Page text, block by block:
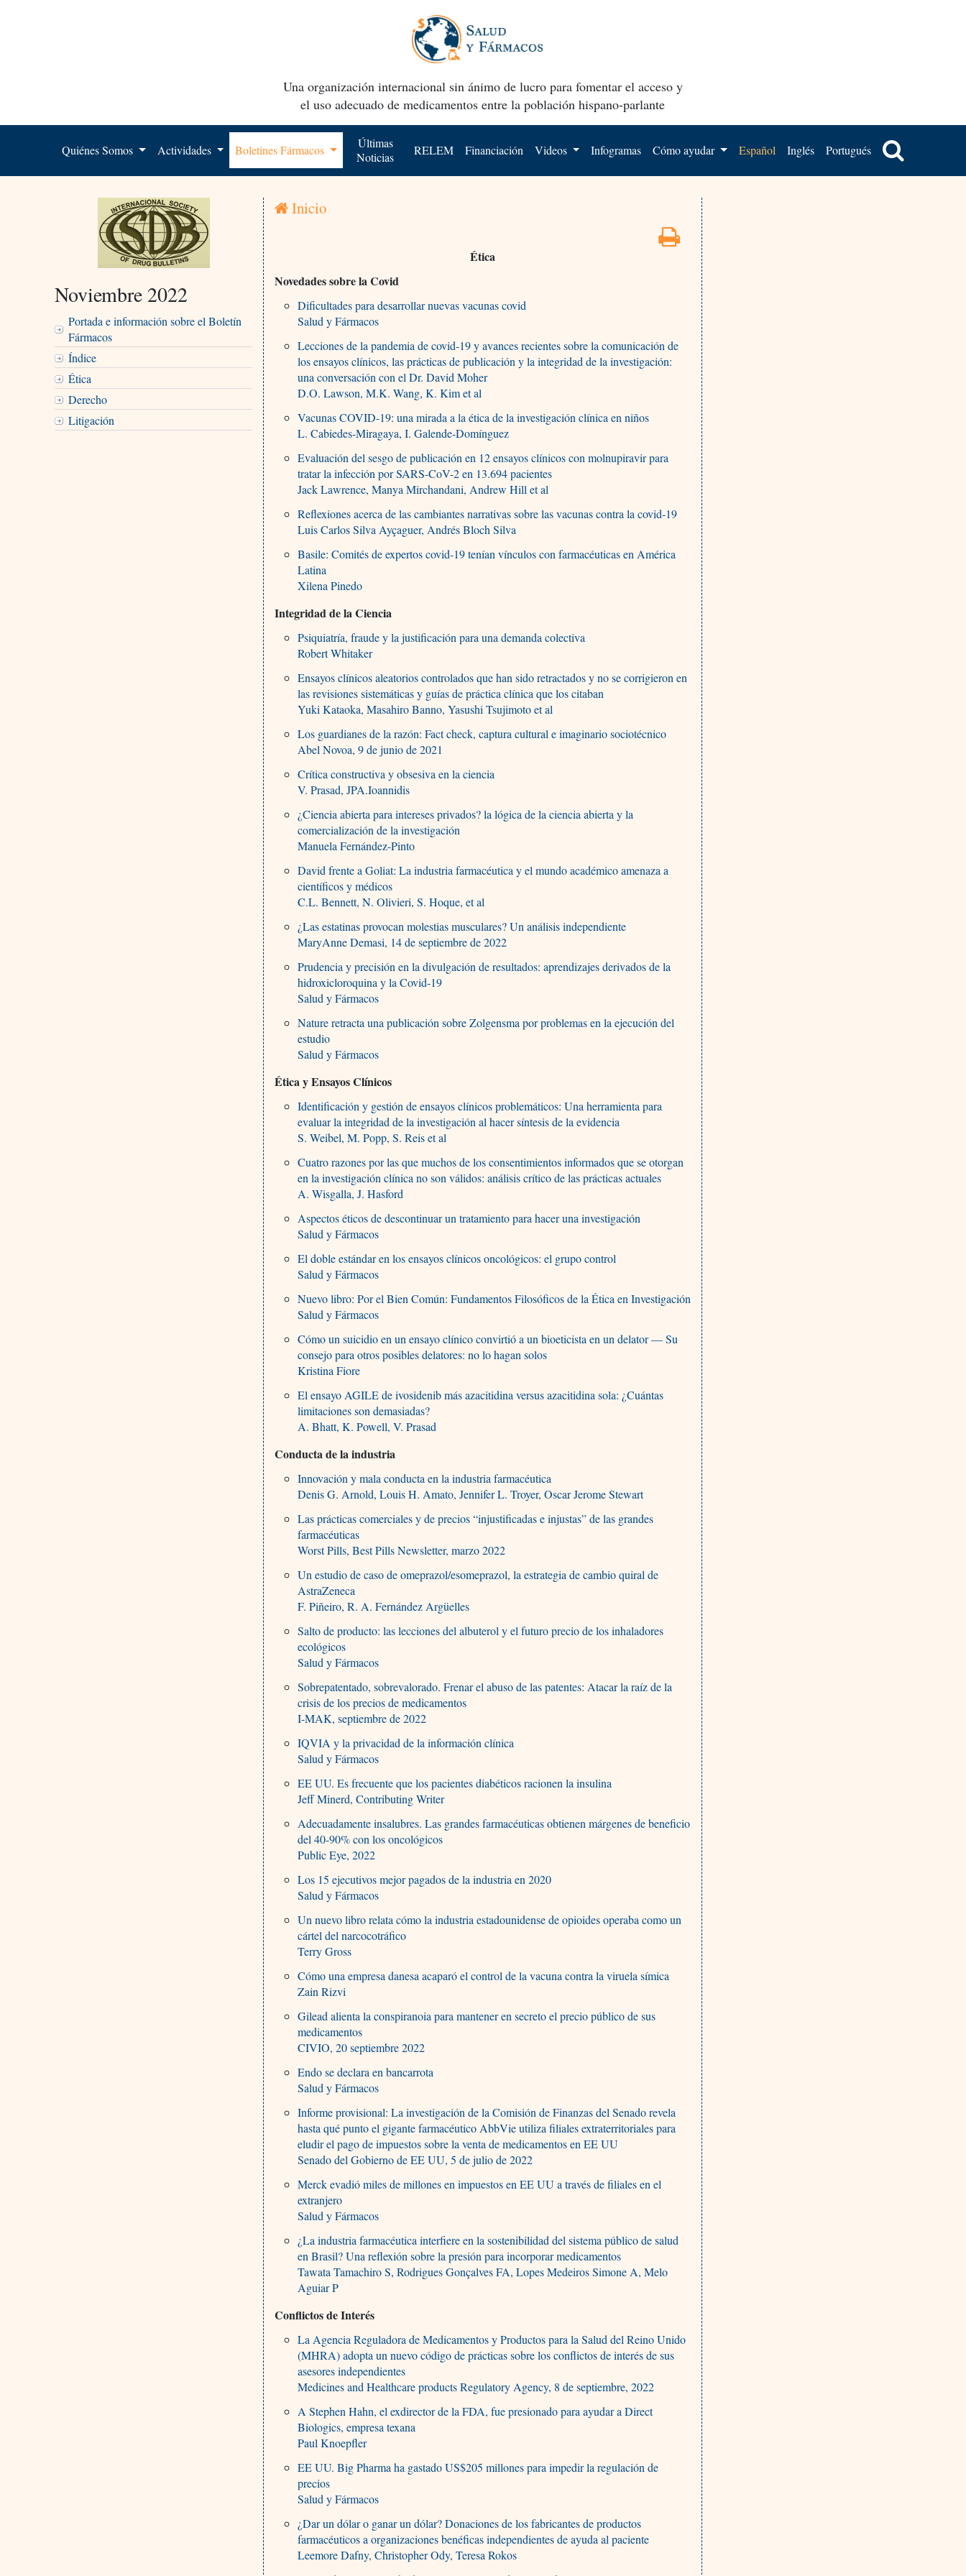
Una organización internacional sin ánimo de lucro para fomentar el acceso y
el uso adecuado de medicamentos entre la población hispano-parlante
Quiénes Somos Actividades Boletines Fármacos
Últimas
Noticias
RELEM Financiación Videos Infogramas Cómo ayudar Español Inglés Portugués
Noviembre 2022
Portada e información sobre el Boletín
Fármacos
Índice
Ética
Derecho
Litigación
Inicio
Ética
Novedades sobre la Covid
Dificultades para desarrollar nuevas vacunas covid
Salud y Fármacos
Lecciones de la pandemia de covid-19 y avances recientes sobre la comunicación de
los ensayos clínicos, las prácticas de publicación y la integridad de la investigación:
una conversación con el Dr. David Moher
D.O. Lawson, M.K. Wang, K. Kim et al
Vacunas COVID-19: una mirada a la ética de la investigación clínica en niños
L. Cabiedes-Miragaya, I. Galende-Domínguez
Evaluación del sesgo de publicación en 12 ensayos clínicos con molnupiravir para
tratar la infección por SARS-CoV-2 en 13.694 pacientes
Jack Lawrence, Manya Mirchandani, Andrew Hill et al
Reflexiones acerca de las cambiantes narrativas sobre las vacunas contra la covid-19
Luis Carlos Silva Ayçaguer, Andrés Bloch Silva
Basile: Comités de expertos covid-19 tenían vínculos con farmacéuticas en América
Latina
Xilena Pinedo
Integridad de la Ciencia
Psiquiatría, fraude y la justificación para una demanda colectiva
Robert Whitaker
Ensayos clínicos aleatorios controlados que han sido retractados y no se corrigieron en
las revisiones sistemáticas y guías de práctica clínica que los citaban
Yuki Kataoka, Masahiro Banno, Yasushi Tsujimoto et al
Los guardianes de la razón: Fact check, captura cultural e imaginario sociotécnico
Abel Novoa, 9 de junio de 2021
Crítica constructiva y obsesiva en la ciencia
V. Prasad, JPA.Ioannidis
¿Ciencia abierta para intereses privados? la lógica de la ciencia abierta y la
comercialización de la investigación
Manuela Fernández-Pinto
David frente a Goliat: La industria farmacéutica y el mundo académico amenaza a
científicos y médicos
C.L. Bennett, N. Olivieri, S. Hoque, et al
¿Las estatinas provocan molestias musculares? Un análisis independiente
MaryAnne Demasi, 14 de septiembre de 2022
Prudencia y precisión en la divulgación de resultados: aprendizajes derivados de la
hidroxicloroquina y la Covid-19
Salud y Fármacos
Nature retracta una publicación sobre Zolgensma por problemas en la ejecución del
estudio
Salud y Fármacos
Ética y Ensayos Clínicos
Identificación y gestión de ensayos clínicos problemáticos: Una herramienta para
evaluar la integridad de la investigación al hacer síntesis de la evidencia
S. Weibel, M. Popp, S. Reis et al
Cuatro razones por las que muchos de los consentimientos informados que se otorgan
en la investigación clínica no son válidos: análisis crítico de las prácticas actuales
A. Wisgalla, J. Hasford
Aspectos éticos de descontinuar un tratamiento para hacer una investigación
Salud y Fármacos
El doble estándar en los ensayos clínicos oncológicos: el grupo control
Salud y Fármacos
Nuevo libro: Por el Bien Común: Fundamentos Filosóficos de la Ética en Investigación
Salud y Fármacos
Cómo un suicidio en un ensayo clínico convirtió a un bioeticista en un delator — Su
consejo para otros posibles delatores: no lo hagan solos
Kristina Fiore
El ensayo AGILE de ivosidenib más azacitidina versus azacitidina sola: ¿Cuántas
limitaciones son demasiadas?
A. Bhatt, K. Powell, V. Prasad
Conducta de la industria
Innovación y mala conducta en la industria farmacéutica
Denis G. Arnold, Louis H. Amato, Jennifer L. Troyer, Oscar Jerome Stewart
Las prácticas comerciales y de precios “injustificadas e injustas” de las grandes
farmacéuticas
Worst Pills, Best Pills Newsletter, marzo 2022
Un estudio de caso de omeprazol/esomeprazol, la estrategia de cambio quiral de
AstraZeneca
F. Piñeiro, R. A. Fernández Argüelles
Salto de producto: las lecciones del albuterol y el futuro precio de los inhaladores
ecológicos
Salud y Fármacos
Sobrepatentado, sobrevalorado. Frenar el abuso de las patentes: Atacar la raíz de la
crisis de los precios de medicamentos
I-MAK, septiembre de 2022
IQVIA y la privacidad de la información clínica
Salud y Fármacos
EE UU. Es frecuente que los pacientes diabéticos racionen la insulina
Jeff Minerd, Contributing Writer
Adecuadamente insalubres. Las grandes farmacéuticas obtienen márgenes de beneficio
del 40-90% con los oncológicos
Public Eye, 2022
Los 15 ejecutivos mejor pagados de la industria en 2020
Salud y Fármacos
Un nuevo libro relata cómo la industria estadounidense de opioides operaba como un
cártel del narcocotráfico
Terry Gross
Cómo una empresa danesa acaparó el control de la vacuna contra la viruela símica
Zain Rizvi
Gilead alienta la conspiranoia para mantener en secreto el precio público de sus
medicamentos
CIVIO, 20 septiembre 2022
Endo se declara en bancarrota
Salud y Fármacos
Informe provisional: La investigación de la Comisión de Finanzas del Senado revela
hasta qué punto el gigante farmacéutico AbbVie utiliza filiales extraterritoriales para
eludir el pago de impuestos sobre la venta de medicamentos en EE UU
Senado del Gobierno de EE UU, 5 de julio de 2022
Merck evadió miles de millones en impuestos en EE UU a través de filiales en el
extranjero
Salud y Fármacos
¿La industria farmacéutica interfiere en la sostenibilidad del sistema público de salud
en Brasil? Una reflexión sobre la presión para incorporar medicamentos
Tawata Tamachiro S, Rodrigues Gonçalves FA, Lopes Medeiros Simone A, Melo
Aguiar P
Conflictos de Interés
La Agencia Reguladora de Medicamentos y Productos para la Salud del Reino Unido
(MHRA) adopta un nuevo código de prácticas sobre los conflictos de interés de sus
asesores independientes
Medicines and Healthcare products Regulatory Agency, 8 de septiembre, 2022
A Stephen Hahn, el exdirector de la FDA, fue presionado para ayudar a Direct
Biologics, empresa texana
Paul Knoepfler
EE UU. Big Pharma ha gastado US$205 millones para impedir la regulación de
precios
Salud y Fármacos
¿Dar un dólar o ganar un dólar? Donaciones de los fabricantes de productos
farmacéuticos a organizaciones benéficas independientes de ayuda al paciente
Leemore Dafny, Christopher Ody, Teresa Rokos